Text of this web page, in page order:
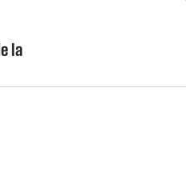
geolocation-header-icon-text
account
la